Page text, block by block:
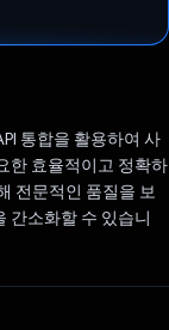
통합을 활용하여 사
한 효율적이고 정확하
전문적인 품질을 보
간소화할 수 있습니